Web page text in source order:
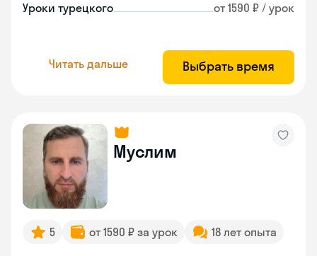
Уроки турецкого от 1590 ₽ / урок
Читать дальше Выбрать время
Муслим
5 от 1590 ₽ за урок 18 лет опыта